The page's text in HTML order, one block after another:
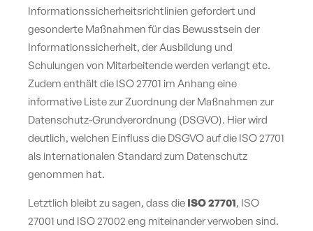
Informationssicherheitsrichtlinien gefordert und
gesonderte Maßnahmen für das Bewusstsein der
Informationssicherheit, der Ausbildung und
Schulungen von Mitarbeitende werden verlangt etc.
Zudem enthält die ISO 27701 im Anhang eine
informative Liste zur Zuordnung der Maßnahmen zur
Datenschutz-Grundverordnung (DSGVO). Hier wird
deutlich, welchen Einfluss die DSGVO auf die ISO 27701
als internationalen Standard zum Datenschutz
genommen hat.
Letztlich bleibt zu sagen, dass die ISO 27701, ISO
27001 und ISO 27002 eng miteinander verwoben sind.